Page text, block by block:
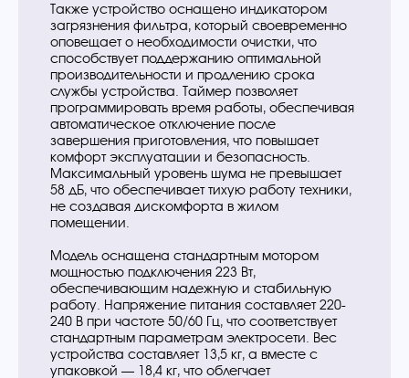
Также устройство оснащено индикатором
загрязнения фильтра, который своевременно
оповещает о необходимости очистки, что
способствует поддержанию оптимальной
производительности и продлению срока
службы устройства. Таймер позволяет
программировать время работы, обеспечивая
автоматическое отключение после
завершения приготовления, что повышает
комфорт эксплуатации и безопасность.
Максимальный уровень шума не превышает
58 дБ, что обеспечивает тихую работу техники,
не создавая дискомфорта в жилом
помещении.
Модель оснащена стандартным мотором
мощностью подключения 223 Вт,
обеспечивающим надежную и стабильную
работу. Напряжение питания составляет 220-
240 В при частоте 50/60 Гц, что соответствует
стандартным параметрам электросети. Вес
устройства составляет 13,5 кг, а вместе с
упаковкой — 18,4 кг, что облегчает